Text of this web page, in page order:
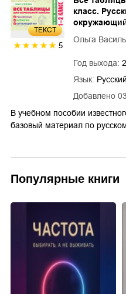
ТЕКСТ
5
Добавлено
класс.
Ольга
Год выхода:
Язык: Русский
В учебном пособии
базовый материал по
Популярные книги